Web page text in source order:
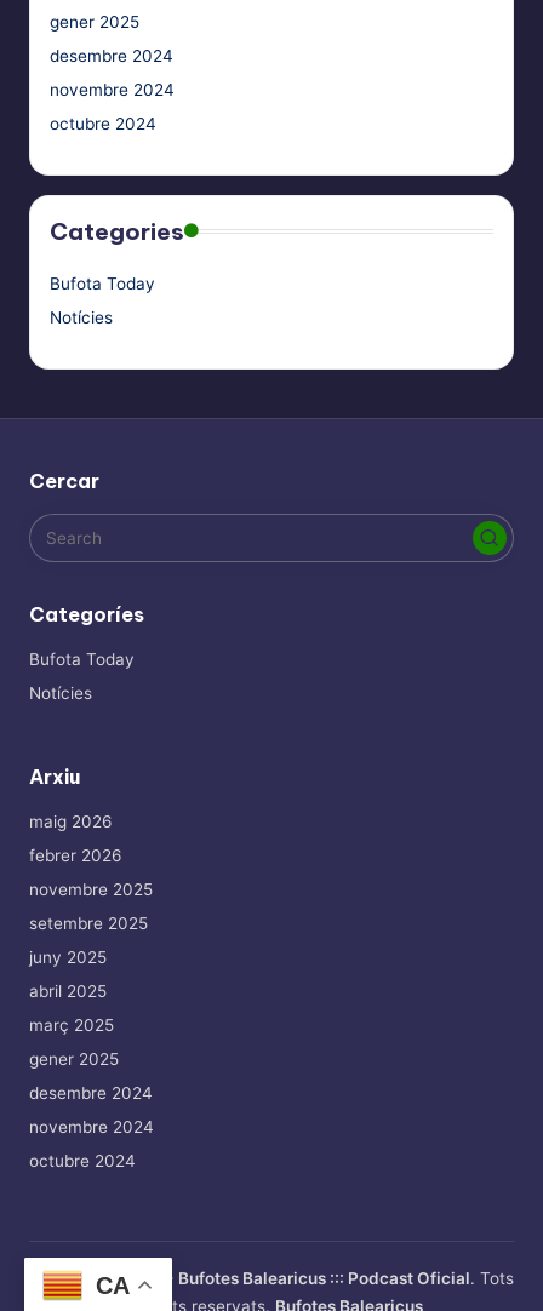
gener 2025
desembre 2024
novembre 2024
octubre 2024
Categories
Bufota Today
Notícies
Cercar
Categoríes
Bufota Today
Notícies
Arxiu
maig 2026
febrer 2026
novembre 2025
setembre 2025
juny 2025
abril 2025
març 2025
gener 2025
desembre 2024
novembre 2024
octubre 2024
Copyright 2026 — Bufotes Balearicus ::: Podcast Oficial. Tots
els drets reservats. Bufotes Balearicus
CA